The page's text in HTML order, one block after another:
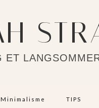
ET
Minimalisme TIPS